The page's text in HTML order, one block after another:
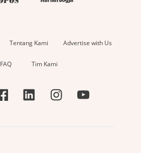
Tentang Kami Advertise with Us
FAQ Tim Kami